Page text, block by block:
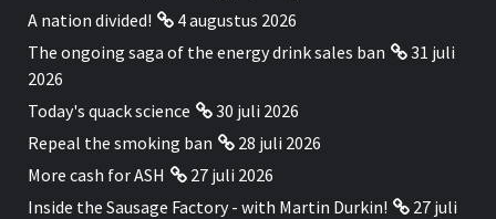
A nation divided!
4 augustus 2026
The ongoing saga of the energy drink sales ban
31 juli
2026
Today's quack science
30 juli 2026
Repeal the smoking ban
28 juli 2026
More cash for ASH
27 juli 2026
Inside the Sausage Factory - with Martin Durkin!
27 juli